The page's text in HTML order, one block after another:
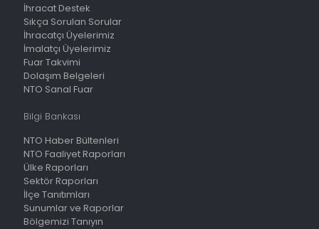
İhracat Destek
Sıkça Sorulan Sorular
İhracatçı Üyelerimiz
İmalatçı Üyelerimiz
Fuar Takvimi
Dolaşım Belgeleri
NTO Sanal Fuar
Bilgi Bankası
NTO Haber Bültenleri
NTO Faaliyet Raporları
Ülke Raporları
Sektör Raporları
İlçe Tanıtımları
Sunumlar ve Raporlar
Bölgemizi Tanıyın